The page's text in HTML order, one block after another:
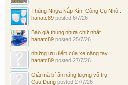
Thùng Nhựa Nắp Kín: Công Cụ Nhỏ...
hanatc89 posted 6/7/26
Báo giá thùng nhựa chữ nhật...
hanatc89 posted 25/7/26
những ưu điểm của xe nâng tay...
hanatc89 posted 27/7/26
Giải mã bí ẩn năng lượng vũ trụ
Cuu Dung posted 27/7/26